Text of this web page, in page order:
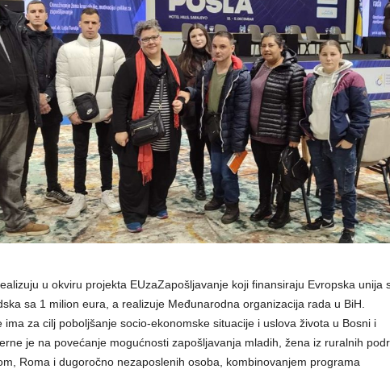
u okviru projekta EUzaZapošljavanje koji finansiraju Evropska unija
sa 1 milion eura, a realizuje Međunarodna organizacija rada u BiH.
ima za cilj poboljšanje socio-ekonomske situacije i uslova života u Bosni i
je na povećanje mogućnosti zapošljavanja mladih, žena iz ruralnih
Roma i dugoročno nezaposlenih osoba, kombinovanjem programa